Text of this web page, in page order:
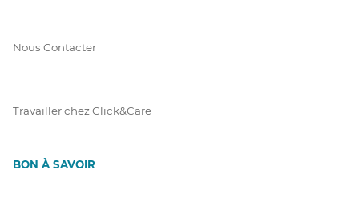
Nous Contacter
Travailler chez Click&Care
BON À SAVOIR